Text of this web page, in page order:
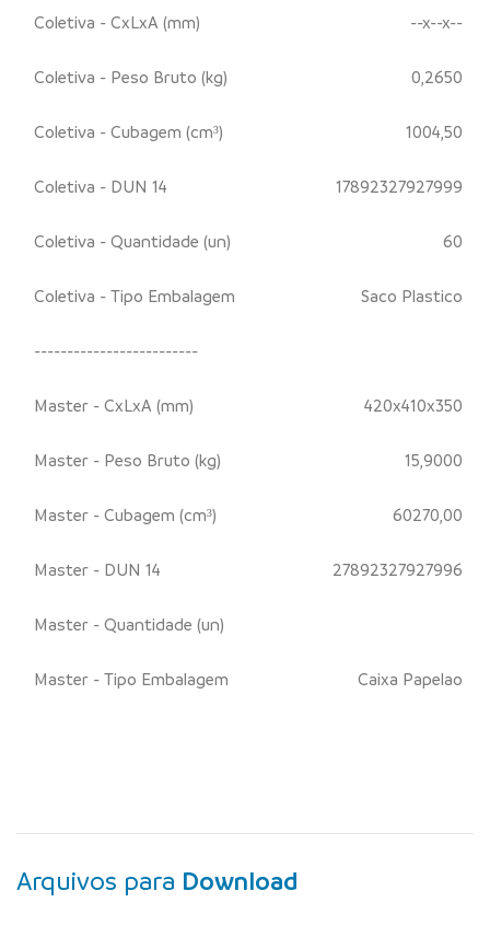
Coletiva - CxLxA (mm) --x--x--
Coletiva - Peso Bruto (kg) 0,2650
Coletiva - Cubagem (cm³) 1004,50
Coletiva - DUN 14 17892327927999
Coletiva - Quantidade (un) 60
Coletiva - Tipo Embalagem Saco Plastico
-------------------------
Master - CxLxA (mm) 420x410x350
Master - Peso Bruto (kg) 15,9000
Master - Cubagem (cm³) 60270,00
Master - DUN 14 27892327927996
Master - Quantidade (un)
Master - Tipo Embalagem Caixa Papelao
Arquivos para Download